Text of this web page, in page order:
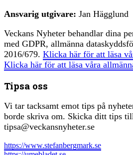
Ansvarig utgivare: Jan Hägglund
Veckans Nyheter behandlar dina
med GDPR, allmänna
2016/679. Klicka här för att läsa
Klicka här för att läsa våra
Tipsa oss
Vi tar tacksamt emot tips på
borde skriva om. Skicka ditt tips
tipsa@veckansnyheter.se
https://www.stefanbergmark.se